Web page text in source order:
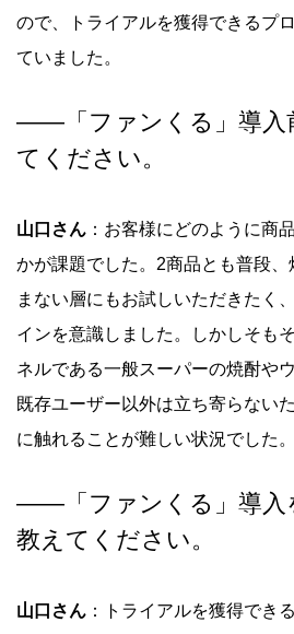
ので、トライアルを獲得できるプ
ていました。
―― 「ファンくる」導
てください。
山口さん ：お客様にどのように商
かが課題でした。2商品とも普段
まない層にもお試しいただきたく
インを意識しました。しかしそも
ネルである一般スーパーの焼酎や
既存ユーザー以外は立ち寄らない
に触れることが難しい状況でした。
―― 「ファンくる」導
教えてください。
山口さん ：トライアルを獲得でき